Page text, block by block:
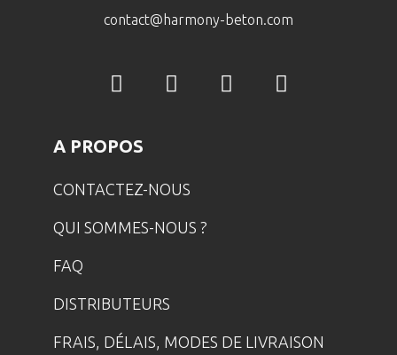
contact@harmony-beton.com
A PROPOS
CONTACTEZ-NOUS
QUI SOMMES-NOUS ?
FAQ
DISTRIBUTEURS
FRAIS, DÉLAIS, MODES DE LIVRAISON